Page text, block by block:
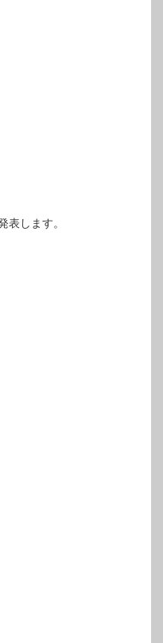
表します。